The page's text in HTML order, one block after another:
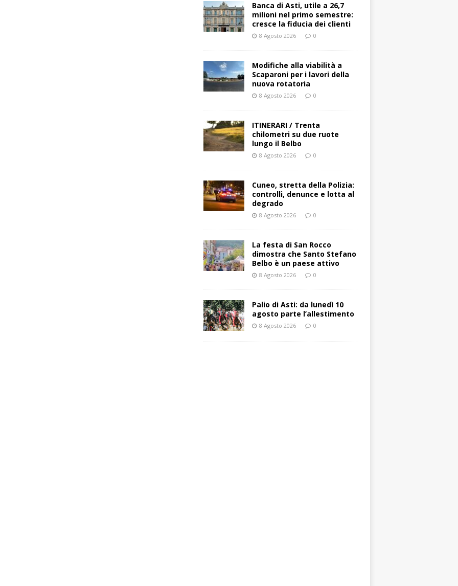
Banca di Asti, utile a 26,7
milioni nel primo semestre:
cresce la fiducia dei clienti
8 Agosto 2026 0
Modifiche alla viabilità a
Scaparoni per i lavori della
nuova rotatoria
8 Agosto 2026 0
ITINERARI / Trenta
chilometri su due ruote
lungo il Belbo
8 Agosto 2026 0
Cuneo, stretta della Polizia:
controlli, denunce e lotta al
degrado
8 Agosto 2026 0
La festa di San Rocco
dimostra che Santo Stefano
Belbo è un paese attivo
8 Agosto 2026 0
Palio di Asti: da lunedì 10
agosto parte l’allestimento
8 Agosto 2026 0